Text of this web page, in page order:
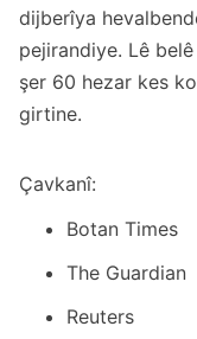
dijberîya
pejirandiye. Lê
şer 60 hezar kes
girtine.
Çavkanî:
Botan Times
The Guardian
Reuters